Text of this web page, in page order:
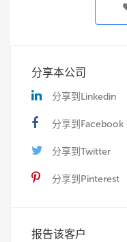
分享本公司
分享到Linkedin
分享到Facebook
分享到Twitter
分享到Pinterest
报告该客户